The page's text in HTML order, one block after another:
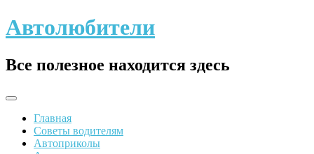
Skip
to
Автолюбители
Все полезное находится здесь
Главная
Советы водителям
Автоприколы